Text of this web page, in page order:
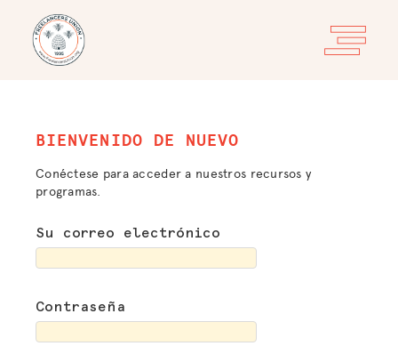
BIENVENIDO DE NUEVO
Conéctese para acceder a nuestros recursos y
programas.
Su correo electrónico
Contraseña